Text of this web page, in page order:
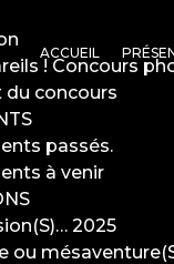
ACCUEIL
! Concours
du concours
passés.
à venir
2025
ou